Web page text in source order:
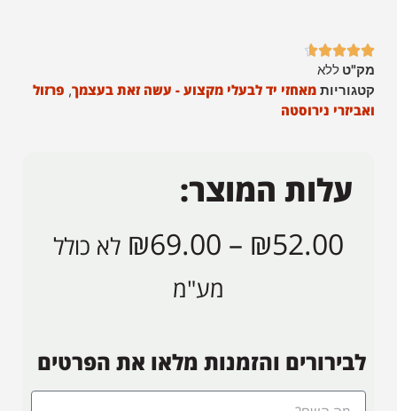





מק"ט ללא
קטגוריות מאחזי יד לבעלי מקצוע - עשה זאת בעצמך, פרזול
ואביזרי נירוסטה
עלות המוצר:
₪52.00
–
₪69.00
לא כולל
מע"מ
לבירורים והזמנות מלאו את הפרטים